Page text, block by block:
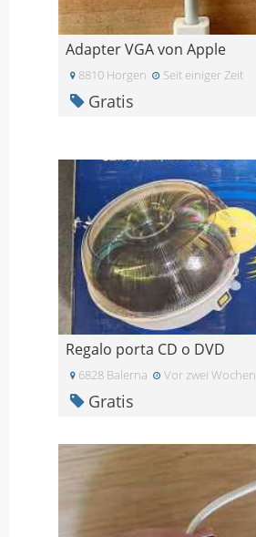
Adapter VGA von Apple
8810 Horgen Seit einiger Zeit
Gratis
Regalo porta CD o DVD
6828 Balerna Vor zwei Wochen
Gratis